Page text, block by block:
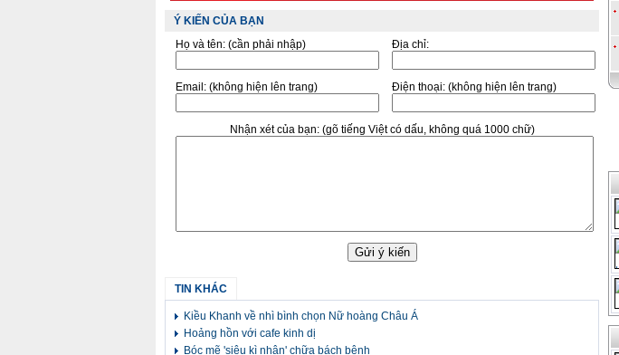
Ý KIẾN CỦA BẠN
Họ và tên: (cần phải nhập) Địa chỉ:
Email: (không hiện lên trang) Điện thoại: (không hiện lên trang)
Nhận xét của bạn: (gõ tiếng Việt có dấu, không quá 1000 chữ)
TIN KHÁC
Kiều Khanh về nhì bình chọn Nữ hoàng Châu Á
Hoảng hồn với cafe kinh dị
Bóc mẽ 'siêu kì nhân' chữa bách bệnh